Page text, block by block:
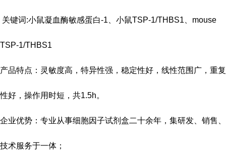
关键词:小鼠凝血酶敏感蛋白-1、小鼠TSP-1/THBS1、mouse
TSP-1/THBS1
产品特点：灵敏度高，特异性强，稳定性好，线性范围广，重复
性好，操作用时短，共1.5h。
企业优势：专业从事细胞因子试剂盒二十余年，集研发、销售、
技术服务于一体；